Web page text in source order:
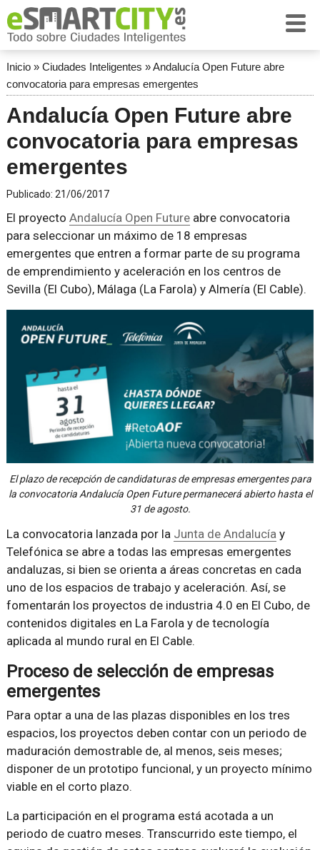
Inicio» Ciudades Inteligentes »Andalucía Open Future abre
convocatoria para empresas emergentes
Andalucía Open Future abre
convocatoria para empresas
emergentes
Publicado: 21/06/2017
El proyecto Andalucía Open Futureabre convocatoria
para seleccionar un máximo de 18 empresas
emergentes que entren a formar parte de su programa
de emprendimiento y aceleración en los centros de
Sevilla (El Cubo), Málaga (La Farola) y Almería (El Cable).
El plazo de recepción de candidaturas de empresas emergentes para
la convocatoria Andalucía Open Future permanecerá abierto hasta el
31 de agosto.
La convocatoria lanzada por la Junta de Andalucíay
Telefónica se abre a todas las empresas emergentes
andaluzas, si bien se orienta a áreas concretas en cada
uno de los espacios de trabajo y aceleración. Así, se
fomentarán los proyectos de industria 4.0 en El Cubo, de
contenidos digitales en La Farola y de tecnología
aplicada al mundo rural en El Cable.
Proceso de selección de empresas
emergentes
Para optar a una de las plazas disponibles en los tres
espacios, los proyectos deben contar con un periodo de
maduración demostrable de, al menos, seis meses;
disponer de un prototipo funcional, y un proyecto mínimo
viable en el corto plazo.
La participación en el programa está acotada a un
periodo de cuatro meses. Transcurrido este tiempo, el